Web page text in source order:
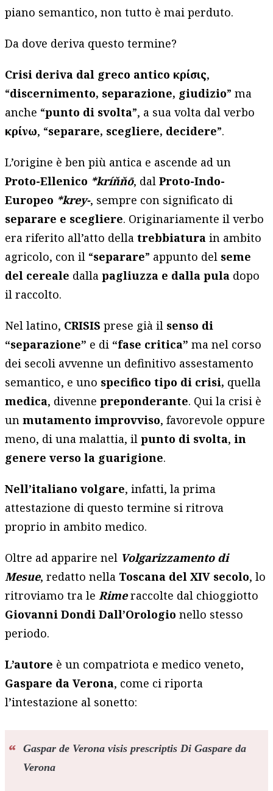
piano semantico, non tutto è mai perduto.
Da dove deriva questo termine?
Crisi deriva dal greco antico κρίσις,
“discernimento, separazione, giudizio” ma
anche “punto di svolta”, a sua volta dal verbo
κρίνω, “separare, scegliere, decidere”.
L’origine è ben più antica e ascende ad un
Proto-Ellenico *kríňňō, dalProto-Indo-
Europeo *krey-, sempre con significato di
separare e scegliere. Originariamente il verbo
era riferito all’atto dellatrebbiatura in ambito
agricolo, con il “separare” appunto del seme
del cereale dallapagliuzza e dalla pula dopo
il raccolto.
Nel latino, CRISIS prese già il senso di
“separazione” e di “fase critica” ma nel corso
dei secoli avvenne un definitivo assestamento
semantico, e uno specifico tipo di crisi, quella
medica, divennepreponderante. Qui la crisi è
unmutamento improvviso, favorevole oppure
meno, di una malattia, ilpunto di svolta,in
genere verso la guarigione.
Nell’italiano volgare, infatti, la prima
attestazione di questo termine si ritrova
proprio in ambito medico.
Oltre ad apparire nel Volgarizzamento di
Mesue, redatto nella Toscana del XIV secolo, lo
ritroviamo tra le Rimeraccolte dal chioggiotto
Giovanni Dondi Dall’Orologio nello stesso
periodo.
L’autore è un compatriota e medico veneto,
Gaspare da Verona, come ci riporta
l’intestazione al sonetto:
Gaspar de Verona visis prescriptis Di Gaspare da
Verona